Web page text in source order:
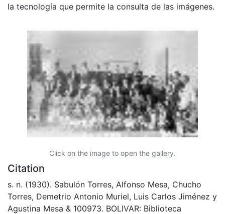
la tecnología que permite la consulta de las imágenes.
Click on the image to open the gallery.
Citation
s. n. (1930). Sabulón Torres, Alfonso Mesa, Chucho
Torres, Demetrio Antonio Muriel, Luis Carlos Jiménez y
Agustina Mesa & 100973. BOLIVAR: Biblioteca